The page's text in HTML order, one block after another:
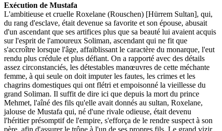
Exécution de Mustafa
L'ambitieuse et cruelle Roxelane (Rouschen) [Hürrem Sultan], qui,
du rang d'esclave, était devenue sa favorite et son épouse, abusait
d'un ascendant que ses artifices plus que sa beauté lui avaient acquis
sur l'esprit de l'amoureux Soliman, ascendant qui ne fit que
s'accroître lorsque l'âge, affaiblissant le caractère du monarque, l'eut
rendu plus crédule et plus défiant. On a rapporté avec des détails
assez circonstanciés, les détestables manœuvres de cette méchante
femme, à qui seule on doit imputer les fautes, les crimes et les
chagrins domestiques qui ont flétri et empoisonné la vieillesse du
grand Soliman. Il suffit de dire ici que depuis la mort du prince
Mehmet, l'aîné des fils qu'elle avait donnés au sultan, Roxelane,
jalouse de Mustafa qui, né d'une rivale odieuse, était devenu
l'héritier présomptif de l'empire, s'efforça de le rendre suspect à son
père, afin d'assurer le trône à l'un de ses propres fils. Le grand vizir